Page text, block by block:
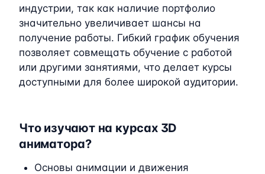
индустрии, так как наличие портфолио
значительно увеличивает шансы на
получение работы. Гибкий график обучения
позволяет совмещать обучение с работой
или другими занятиями, что делает курсы
доступными для более широкой аудитории.
Что изучают на курсах 3D
аниматора?
Основы анимации и движения